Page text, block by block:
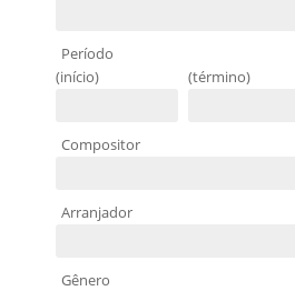
Período
(início)
(término)
Compositor
Arranjador
Gênero